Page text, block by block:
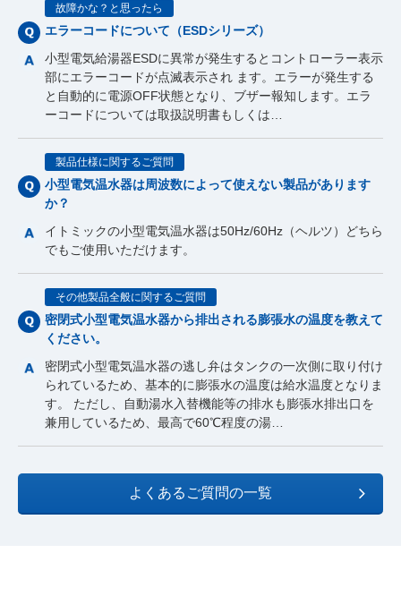
故障かな？と思ったら
エラーコードについて（ESDシリーズ）
小型電気給湯器ESDに異常が発生するとコントローラー表示
部にエラーコードが点滅表示され ます。エラーが発生する
と自動的に電源OFF状態となり、ブザー報知します。エラ
ーコードについては取扱説明書もしくは…
製品仕様に関するご質問
小型電気温水器は周波数によって使えない製品があります
か？
イトミックの小型電気温水器は50Hz/60Hz（ヘルツ）どちら
でもご使用いただけます。
その他製品全般に関するご質問
密閉式小型電気温水器から排出される膨張水の温度を教えて
ください。
密閉式小型電気温水器の逃し弁はタンクの一次側に取り付け
られているため、基本的に膨張水の温度は給水温度となりま
す。 ただし、自動湯水入替機能等の排水も膨張水排出口を
兼用しているため、最高で60℃程度の湯…
よくあるご質問の一覧